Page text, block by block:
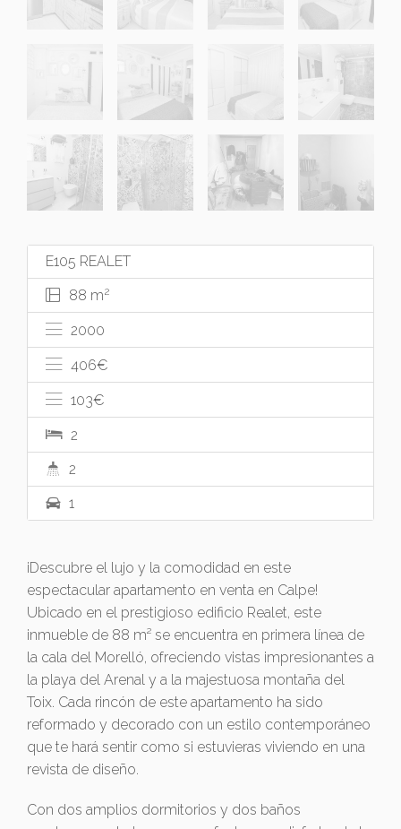
E105 REALET
88 m2
2000
406€
103€
2
2
1
¡Descubre el lujo y la comodidad en este
espectacular apartamento en venta en Calpe!
Ubicado en el prestigioso edificio Realet, este
inmueble de 88 m² se encuentra en primera línea de
la cala del Morelló, ofreciendo vistas impresionantes a
la playa del Arenal y a la majestuosa montaña del
Toix. Cada rincón de este apartamento ha sido
reformado y decorado con un estilo contemporáneo
que te hará sentir como si estuvieras viviendo en una
revista de diseño.
Con dos amplios dormitorios y dos baños